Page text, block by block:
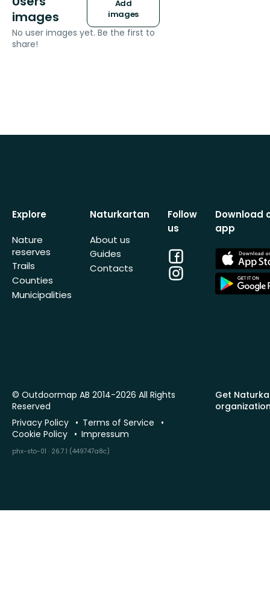
images
Add
images
No user images yet. Be the first to
share!
Explore
Nature
reserves
Trails
Counties
Municipalities
Naturkartan
About us
Guides
Contacts
Follow
us
Facebook
Instagram
Download
app
App
Store
App
Store
Get
© Outdoormap AB 2014-2026 All Rights
Reserved
Privacy Policy
Terms of Service
Cookie Policy
Impressum
phx-sto-01 · 26.7.1 (449747a8c)